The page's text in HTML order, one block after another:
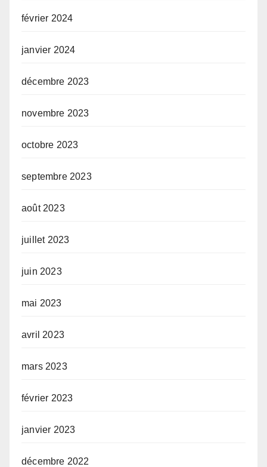
février 2024
janvier 2024
décembre 2023
novembre 2023
octobre 2023
septembre 2023
août 2023
juillet 2023
juin 2023
mai 2023
avril 2023
mars 2023
février 2023
janvier 2023
décembre 2022